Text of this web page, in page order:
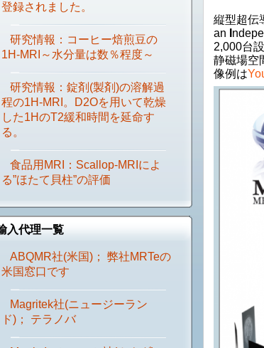
登録されました。
研究情報：コーヒー焙煎豆の
1H-MRI～水分量は数％程度～
研究情報：錠剤(製剤)の溶解過
程の1H-MRI。D2Oを用いて乾燥
した1HのT2緩和時間を延命す
る。
食品用MRI：Scallop-MRIによ
る”ほたて貝柱”の評価
入代理一覧
ABQMR社(米国)； 弊社MRTeの
米国窓口です
Magritek社(ニュージーラン
ド)； テラノバ
縦型超伝
an
2,000台
静磁場空
像例は